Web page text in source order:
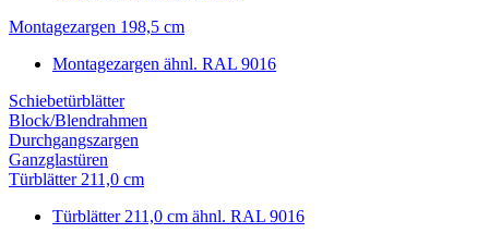
Montagezargen 198,5 cm
Montagezargen ähnl. RAL 9016
Schiebetürblätter
Block/Blendrahmen
Durchgangszargen
Ganzglastüren
Türblätter 211,0 cm
Türblätter 211,0 cm ähnl. RAL 9016